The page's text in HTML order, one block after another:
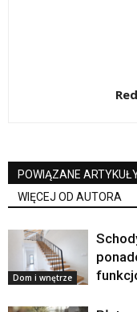
POWIĄZANE
WIĘCEJ OD AUTORA
Dom i wnętrze